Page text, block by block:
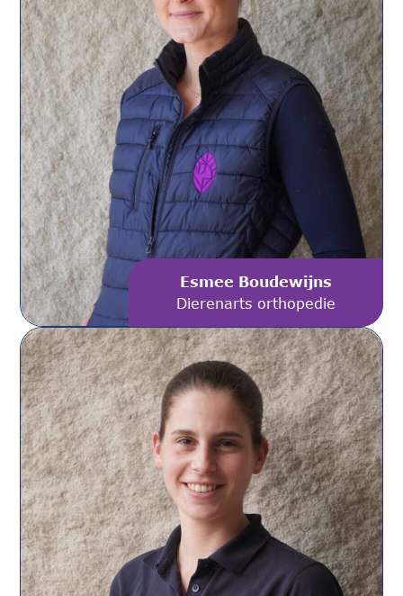
Esmee Boudewijns
Dierenarts orthopedie